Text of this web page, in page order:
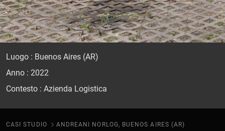
Luogo : Buenos Aires (AR)
Anno : 2022
Contesto : Azienda Logistica
CASI STUDIO ANDREANI NORLOG, BUENOS AIRES (AR)